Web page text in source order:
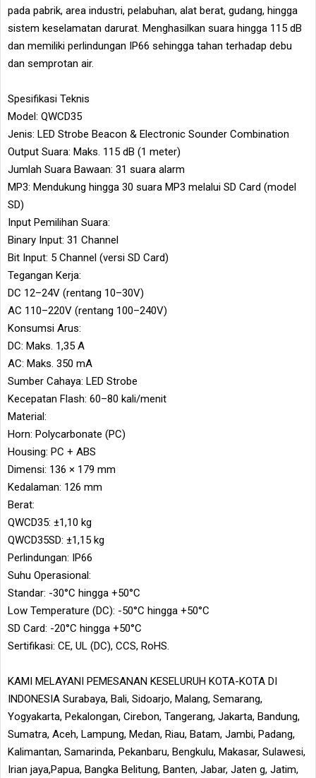
pada pabrik, area industri, pelabuhan, alat berat, gudang, hingga
sistem keselamatan darurat. Menghasilkan suara hingga 115 dB
dan memiliki perlindungan IP66 sehingga tahan terhadap debu
dan semprotan air.
Spesifikasi Teknis
Model: QWCD35
Jenis: LED Strobe Beacon & Electronic Sounder Combination
Output Suara: Maks. 115 dB (1 meter)
Jumlah Suara Bawaan: 31 suara alarm
MP3: Mendukung hingga 30 suara MP3 melalui SD Card (model
SD)
Input Pemilihan Suara:
Binary Input: 31 Channel
Bit Input: 5 Channel (versi SD Card)
Tegangan Kerja:
DC 12–24V (rentang 10–30V)
AC 110–220V (rentang 100–240V)
Konsumsi Arus:
DC: Maks. 1,35 A
AC: Maks. 350 mA
Sumber Cahaya: LED Strobe
Kecepatan Flash: 60–80 kali/menit
Material:
Horn: Polycarbonate (PC)
Housing: PC + ABS
Dimensi: 136 × 179 mm
Kedalaman: 126 mm
Berat:
QWCD35: ±1,10 kg
QWCD35SD: ±1,15 kg
Perlindungan: IP66
Suhu Operasional:
Standar: -30°C hingga +50°C
Low Temperature (DC): -50°C hingga +50°C
SD Card: -20°C hingga +50°C
Sertifikasi: CE, UL (DC), CCS, RoHS.
KAMI MELAYANI PEMESANAN KESELURUH KOTA-KOTA DI
INDONESIA Surabaya, Bali, Sidoarjo, Malang, Semarang,
Yogyakarta, Pekalongan, Cirebon, Tangerang, Jakarta, Bandung,
Sumatra, Aceh, Lampung, Medan, Riau, Batam, Jambi, Padang,
Kalimantan, Samarinda, Pekanbaru, Bengkulu, Makasar, Sulawesi,
Irian jaya,Papua, Bangka Belitung, Banten, Jabar, Jaten g, Jatim,